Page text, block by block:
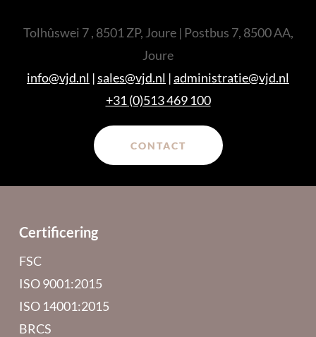
Tolhûswei 7 , 8501 ZP, Joure | Postbus 7, 8500 AA,
Joure
info@vjd.nl |sales@vjd.nl |administratie@vjd.nl
+31 (0)513 469 100
CONTACT
Certificering
FSC
ISO 9001:2015
ISO 14001:2015
BRCS